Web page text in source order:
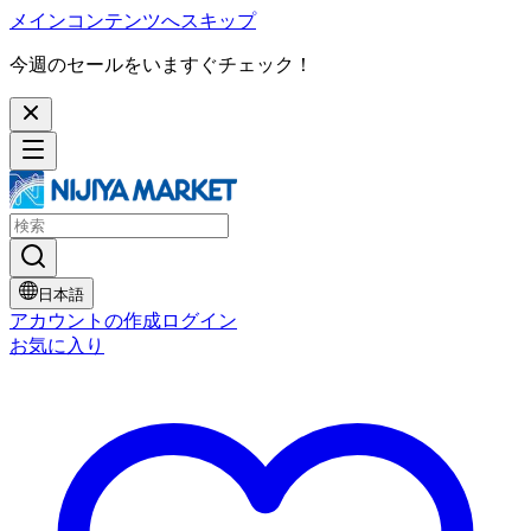
メインコンテンツへスキップ
今週のセールをいますぐチェック！
日本語
アカウントの作成ログイン
お気に入り